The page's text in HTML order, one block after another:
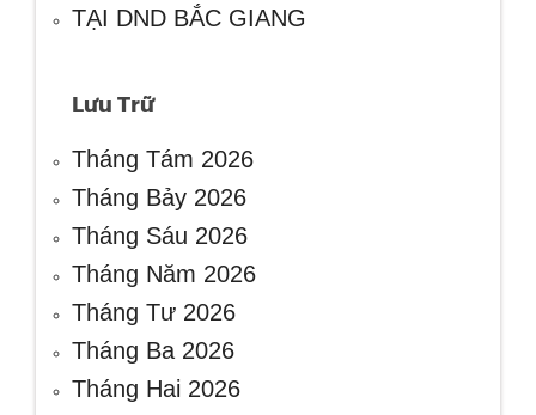
TẠI DND BẮC GIANG
Lưu Trữ
Tháng Tám 2026
Tháng Bảy 2026
Tháng Sáu 2026
Tháng Năm 2026
Tháng Tư 2026
Tháng Ba 2026
Tháng Hai 2026